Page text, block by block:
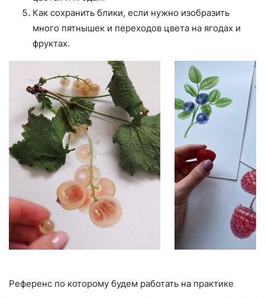
Как сохранить блики, если нужно изобразить
много пятнышек и переходов цвета на ягодах и
фруктах.
Референс по которому будем работать на практике